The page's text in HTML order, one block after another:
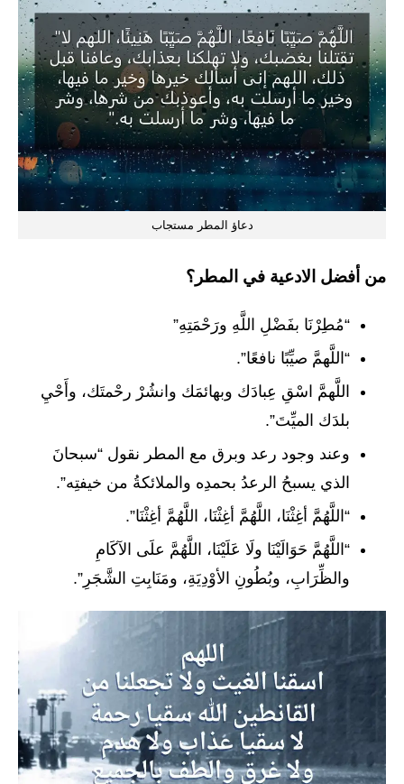
دعاؤ المطر مستجاب
من أفضل الادعية في المطر؟
“مُطِرْنَا بفَضْلِ اللَّهِ ورَحْمَتِهِ”
“اللَّهمَّ صيِّبًا نافعًا”.
اللَّهمَّ اسْقِ عِبادَك وبهائمَك وانشُرْ رحْمتَك، وأَحْيِ
بلدَك الميِّتَ”.
وعند وجود رعد وبرق مع المطر نقول “سبحانَ
الذي يسبحُ الرعدُ بحمدِه والملائكةُ من خيفتِه”.
“اللَّهُمَّ أغِثْنَا، اللَّهُمَّ أغِثْنَا، اللَّهُمَّ أغِثْنَا”.
“اللَّهُمَّ حَوَالَيْنَا ولَا عَلَيْنَا، اللَّهُمَّ علَى الآكَامِ
والظِّرَابِ، وبُطُونِ الأوْدِيَةِ، ومَنَابِتِ الشَّجَرِ”.